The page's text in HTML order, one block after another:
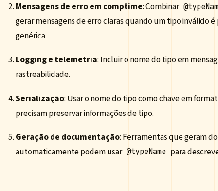
Mensagens de erro em comptime: Combinar
gerar mensagens de erro claras quando um tipo inválido é
genérica.
Logging e telemetria: Incluir o nome do tipo em
rastreabilidade.
Serialização: Usar o nome do tipo como chave em
precisam preservar informações de tipo.
Geração de documentação: Ferramentas que geram
automaticamente podem usar @typeName para